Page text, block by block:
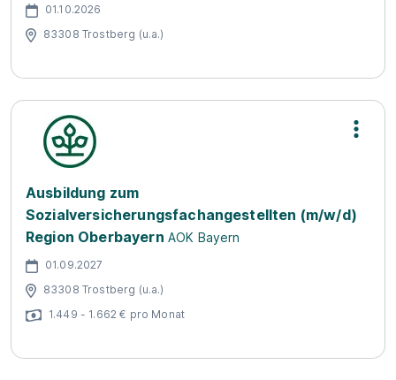
01.10.2026
83308 Trostberg (u.a.)
Ausbildung zum
Sozialversicherungsfachangestellten (m/w/d)
Region Oberbayern AOK Bayern
01.09.2027
83308 Trostberg (u.a.)
1.449 - 1.662 € pro Monat